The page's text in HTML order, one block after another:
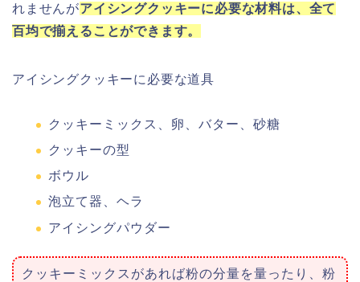
れませんがアイシングクッキーに必要な材料は、全て
百均で揃えることができます。
アイシングクッキーに必要な道具
クッキーミックス、卵、バター、砂糖
クッキーの型
ボウル
泡立て器、ヘラ
アイシングパウダー
クッキーミックスがあれば粉の分量を量ったり、粉